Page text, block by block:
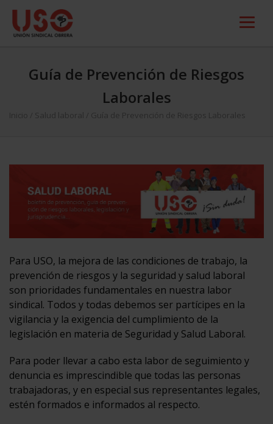
Guía de Prevención de Riesgos
Laborales
Inicio Salud laboral Guía de Prevención de Riesgos Laborales
Para USO, la mejora de las condiciones de trabajo, la
prevención de riesgos y la seguridad y salud laboral
son prioridades fundamentales en nuestra labor
sindical. Todos y todas debemos ser partícipes en la
vigilancia y la exigencia del cumplimiento de la
legislación en materia de Seguridad y Salud Laboral.
Para poder llevar a cabo esta labor de seguimiento y
denuncia es imprescindible que todas las personas
trabajadoras, y en especial sus representantes legales,
estén formados e informados al respecto.